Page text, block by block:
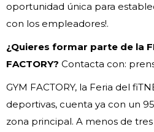
oportunidad única para
con los empleadores!.
¿Quieres formar parte de la
FACTORY? Contacta con:
GYM FACTORY, la Feria del
deportivas, cuenta ya con un
zona principal. A menos de